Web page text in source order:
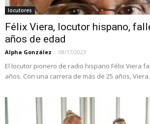
locutores
Félix Viera, locutor hispano,
años de edad
Alpha González - 08/17/2023
El locutor pionero de radio hispano Félix Viera
años. Con una carrera de más de 25 años,